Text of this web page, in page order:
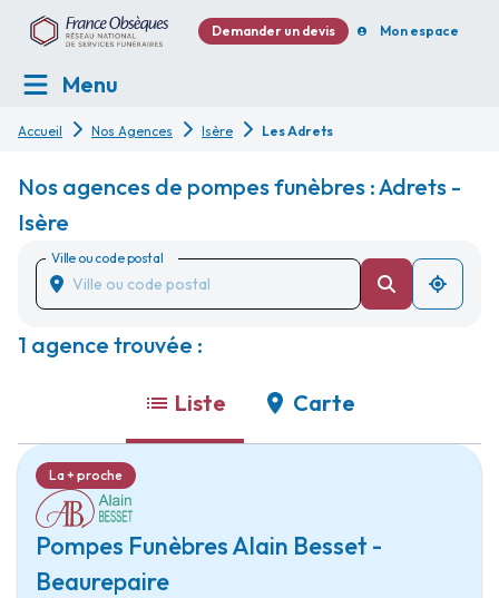
Demander un devis Mon espace
Menu
Accueil Nos Agences Isère Les Adrets
Nos agences de pompes funèbres : Adrets -
Isère
Ville ou code postal
1 agence trouvée :
Liste Carte
Pompes Funèbres Alain Besset -
Beaurepaire
La + proche